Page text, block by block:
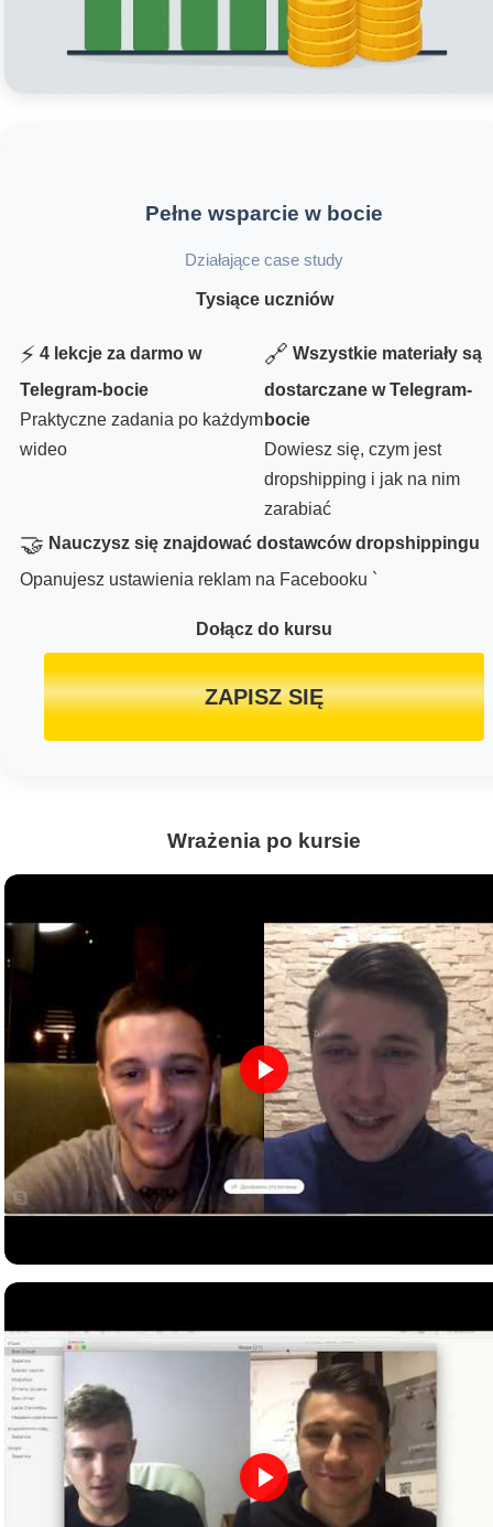
Pełne wsparcie w bocie
Działające case study
Tysiące uczniów
⚡ 4 lekcje za darmo w
Telegram-bocie
Praktyczne zadania po każdym
wideo
🔗 Wszystkie materiały są
dostarczane w Telegram-
bocie
Dowiesz się, czym jest
dropshipping i jak na nim
zarabiać
🤝 Nauczysz się znajdować dostawców dropshippingu
Opanujesz ustawienia reklam na Facebooku `
Dołącz do kursu
ZAPISZ SIĘ
Wrażenia po kursie